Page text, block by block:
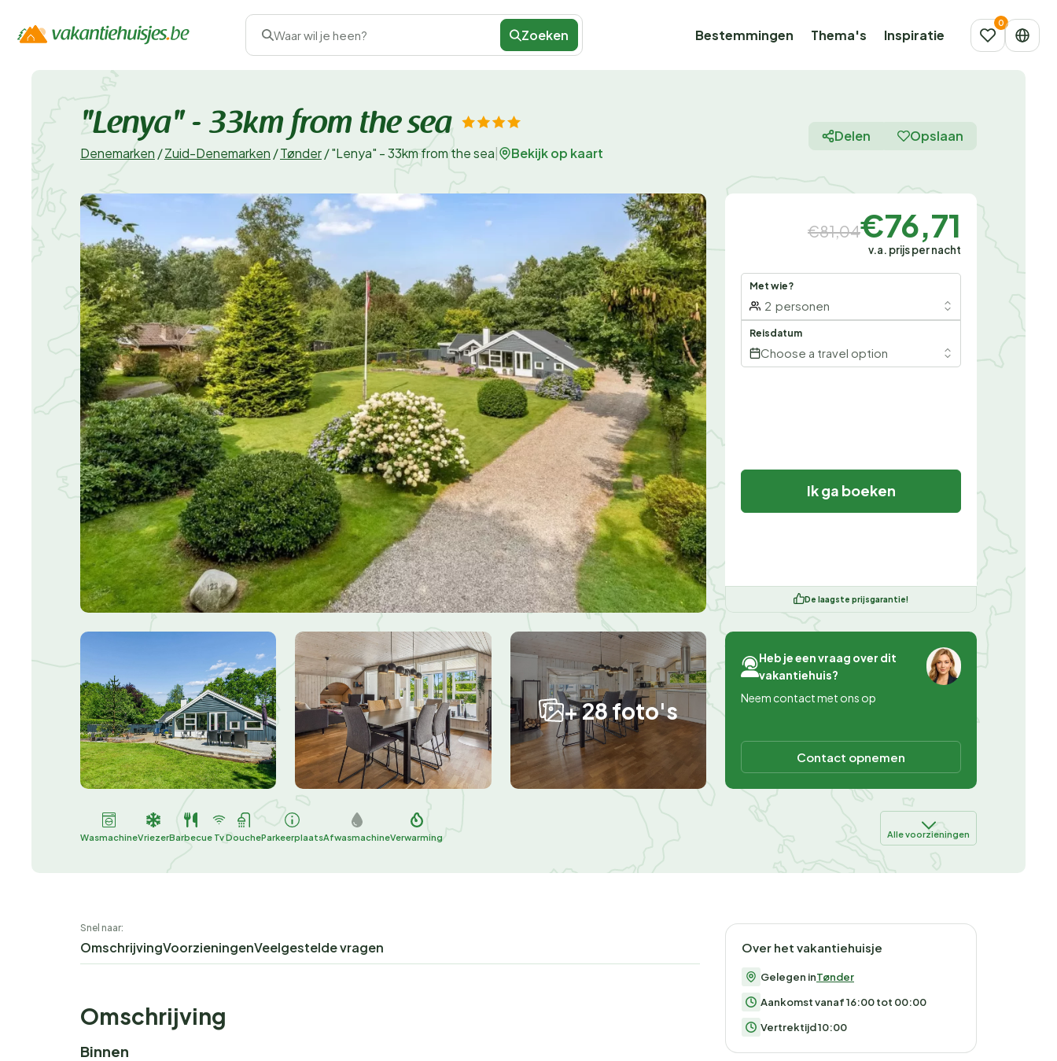
Waar wil je heen? Zoeken Bestemmingen Thema's Inspiratie
"Lenya" - 33km from the sea
Denemarken /Zuid-Denemarken /Tønder/"Lenya" - 33km from the sea Bekijk op kaart
Delen Opslaan
+ 28 foto's
€81,04€76,71
v.a. prijs per nacht
Met wie?
2 personen
Reisdatum
Choose a travel option
Ik ga boeken
De laagste prijsgarantie!
Heb je een vraag over dit
vakantiehuis?
Neem contact met ons op
Contact opnemen
WasmachineVriezerBarbecue TvDoucheParkeerplaatsAfwasmachineVerwarming Alle voorzieningen
Snel naar:
OmschrijvingVoorzieningenVeelgestelde vragen
Omschrijving
Binnen
Over het vakantiehuisje
Gelegen inTønder
Aankomst vanaf 16:00 tot 00:00
Vertrektijd 10:00